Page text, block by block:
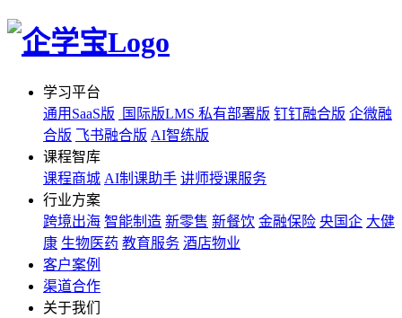
学习平台
通用SaaS版
国际版LMS 私有部署版 钉钉融合版 企微融
合版 飞书融合版 AI智练版
课程智库
课程商城 AI制课助手 讲师授课服务
行业方案
跨境出海 智能制造 新零售 新餐饮 金融保险 央国企 大健
康 生物医药 教育服务 酒店物业
客户案例
渠道合作
关于我们